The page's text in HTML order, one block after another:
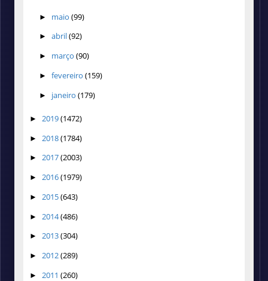
► maio (99)
► abril(92)
► março (90)
► fevereiro (159)
► janeiro (179)
► 2019(1472)
► 2018(1784)
► 2017(2003)
► 2016(1979)
► 2015(643)
► 2014(486)
► 2013(304)
► 2012(289)
► 2011 (260)